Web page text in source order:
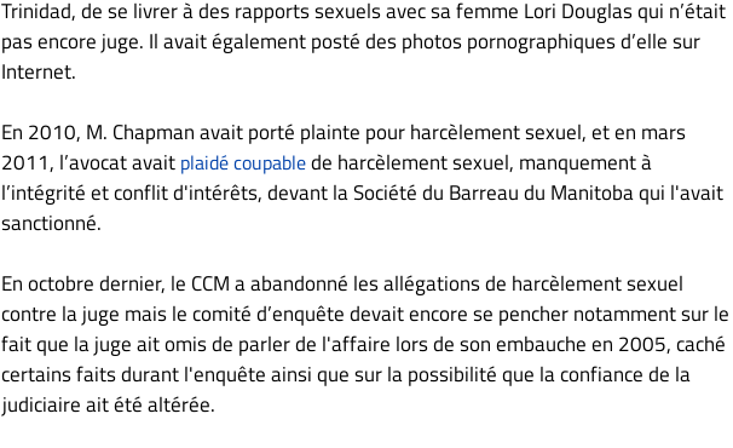
Trinidad, de se livrer à des rapports sexuels avec sa femme Lori Douglas qui n’était
pas encore juge. Il avait également posté des photos pornographiques d’elle sur
Internet.
En 2010, M. Chapman avait porté plainte pour harcèlement sexuel, et en mars
2011, l’avocat avait plaidé coupablede harcèlement sexuel, manquement à
l’intégrité et conflit d'intérêts, devant la Société du Barreau du Manitoba qui l'avait
sanctionné.
En octobre dernier, le CCM a abandonné les allégations de harcèlement sexuel
contre la juge mais le comité d’enquête devait encore se pencher notamment sur le
fait que la juge ait omis de parler de l'affaire lors de son embauche en 2005, caché
certains faits durant l'enquête ainsi que sur la possibilité que la confiance de la
ait été altérée.